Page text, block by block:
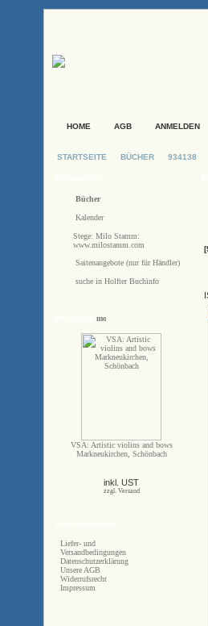
HOME AGB ANMELDEN
STARTSEITE BÜCHER 934138
Bücher
Kalender
Stege: Milo Stamm:
www.milostamm.com
Saitenangebote (nur für Händler)
suche in Holfter Buchinfo
VSA: Artistic violins and bows
Markneukirchen, Schönbach
inkl. UST
zzgl. Versand
Liefer- und
Versandbedingungen
Datenschutzerklärung
Unsere AGB
Widerrufsrecht
Impressum